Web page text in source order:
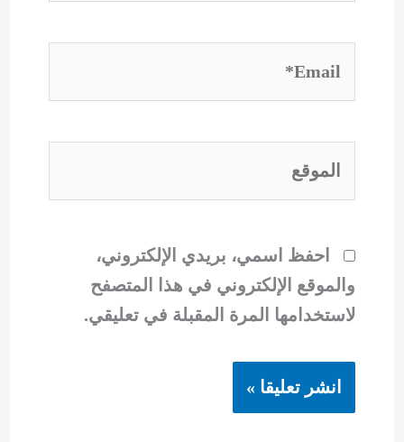
احفظ اسمي، بريدي الإلكتروني،
والموقع الإلكتروني في هذا المتصفح
لاستخدامها المرة المقبلة في تعليقي.